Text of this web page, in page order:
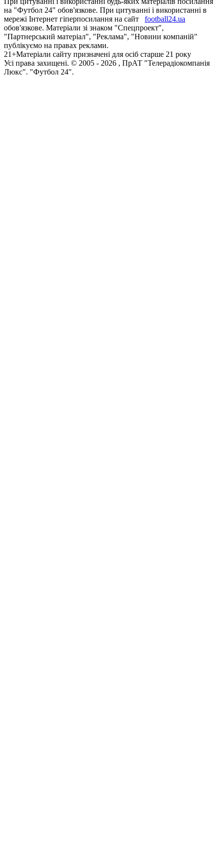
на "Футбол 24" обов'язкове. При цитуванні і використанні в
мережі Інтернет гіперпосилання на сайт
football24.ua
обов'язкове. Матеріали зі знаком "Спецпроект",
"Партнерський матеріал", "Реклама", "Новини компаній"
публікуємо на правах реклами.
21+Матеріали сайту призначені для осіб старше 21 року
Усi права захищенi. © 2005 - 2026 , ПрАТ "Телерадіокомпанія
Люкс". "Футбол 24".